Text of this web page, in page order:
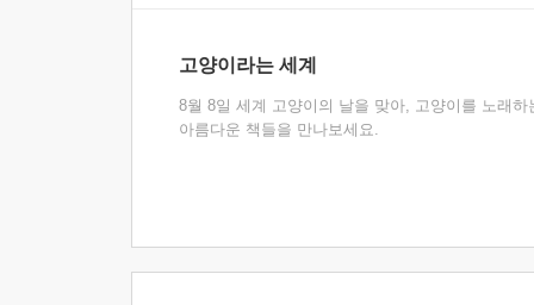
고양이라는 세계
8월 8일 세계 고양이의 날을 맞아, 고양이를 노래하
아름다운 책들을 만나보세요.